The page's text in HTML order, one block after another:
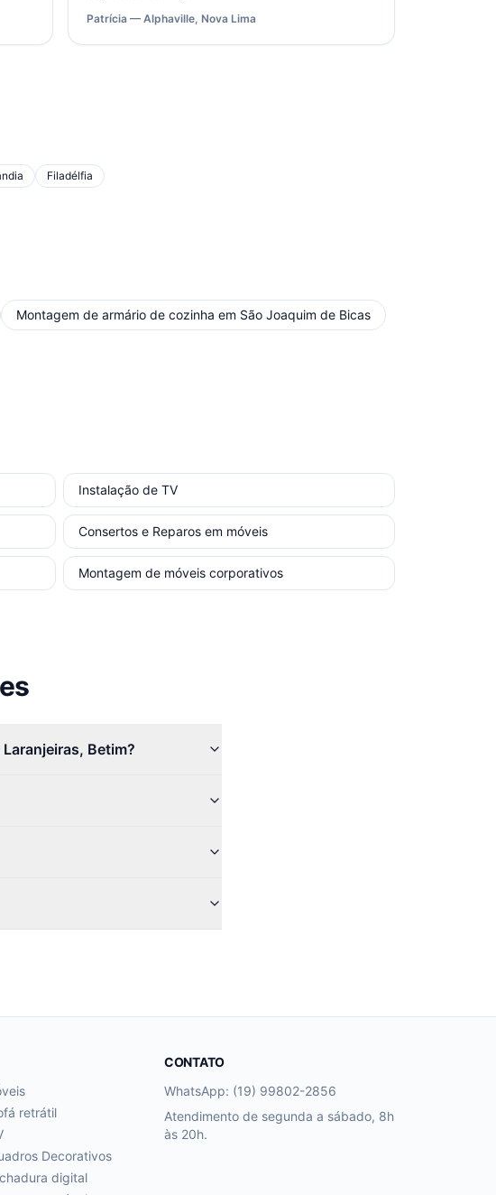
Patrícia — Alphaville, Nova Lima
Filadélfia
Montagem de armário de cozinha em São Joaquim de Bicas
Instalação de TV
Consertos e Reparos em móveis
Montagem de móveis corporativos
Betim?
retrátil
Decorativos
digital
CONTATO
WhatsApp: (19) 99802-2856
Atendimento de segunda a sábado, 8h
às 20h.